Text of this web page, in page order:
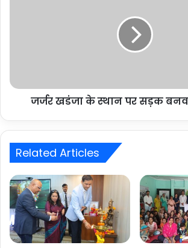
जर्जर खडंजा के स्थान पर सड़क
Related Articles